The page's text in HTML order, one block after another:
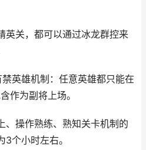
英关，都可以通过冰龙群控来
英雄机制：任意英雄都只能在
作为副将上场。
、操作熟练、熟知关卡机制的
个小时左右。